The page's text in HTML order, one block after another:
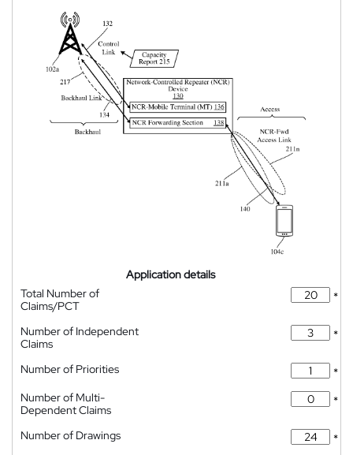
Application details
Total Number of
Claims/PCT
*
Number of Independent
Claims
*
Number of Priorities
*
Number of Multi-
Dependent Claims
*
Number of Drawings
*